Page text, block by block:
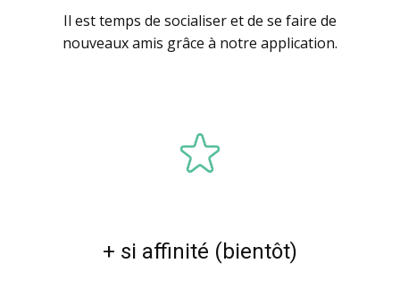
Il est temps de socialiser et de se faire de
nouveaux amis grâce à notre application.
+ si affinité (bientôt)